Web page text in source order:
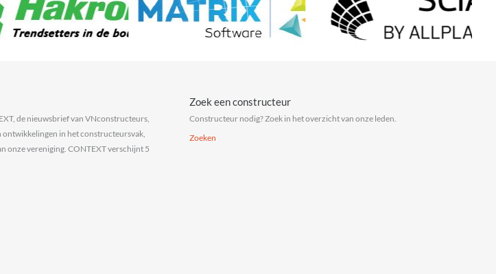
de nieuwsbrief van VNconstructeurs,
ontwikkelingen in het constructeursvak,
onze vereniging. CONTEXT verschijnt 5
Zoek een constructeur
Constructeur nodig? Zoek in het overzicht van onze leden.
Zoeken